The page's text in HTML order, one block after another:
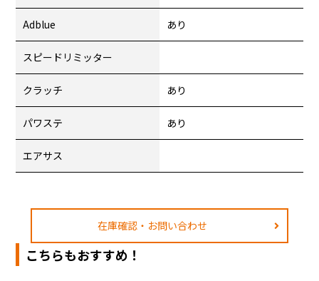
Adblue あり
スピードリミッター
クラッチ あり
パワステ あり
エアサス
在庫確認・お問い合わせ
こちらもおすすめ！